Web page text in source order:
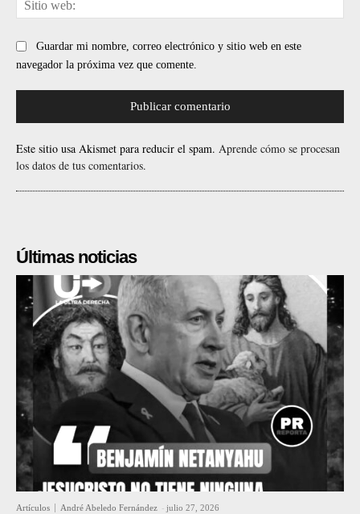
Guardar mi nombre, correo electrónico y sitio web en este
navegador la próxima vez que comente.
Este sitio usa Akismet para reducir el spam. Aprende cómo se procesan
los datos de tus comentarios.
Últimas noticias
Artículos André Abeledo Fernández - julio 27, 2026